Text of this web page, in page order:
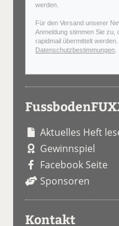
werden.
Für den Versand unserer
Anmeldung stimmen Sie zu,
rapidmail übermittelt
Datenschutzbestimmungen
Aktuelles Heft
Gewinnspiel
Facebook Seite
Sponsoren
Kontakt